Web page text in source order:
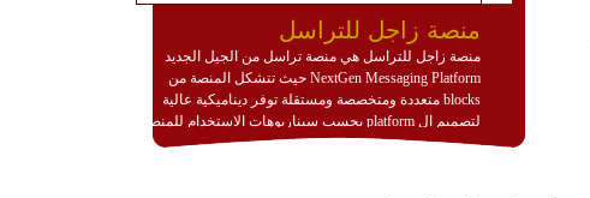
منصة زاجل للتراسل
منصة زاجل للتراسل هي منصة تراسل من الجيل الجديد
NextGen Messaging Platform حيث تتشكل المنصة من
blocks متعددة ومتخصصة ومستقلة توفر ديناميكية عالية
لتصميم ال platform بحسب سيناريوهات الاستخدام للمنصة
وتتوافق مع النشر والاستثمار ضمن بيئة استضافة dedicated